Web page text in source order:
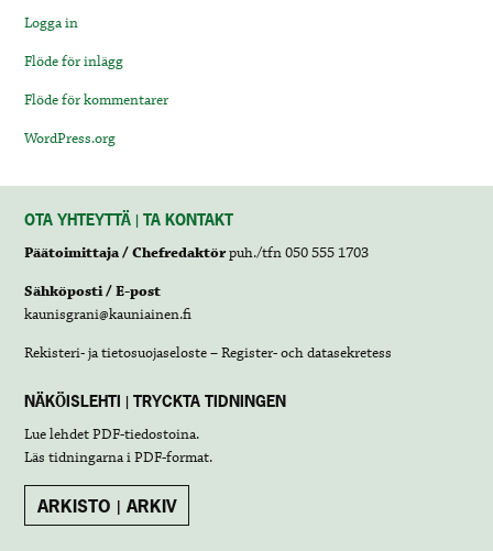
Logga in
Flöde för inlägg
Flöde för kommentarer
WordPress.org
OTA YHTEYTTÄ | TA KONTAKT
Päätoimittaja / Chefredaktörpuh./tfn 050 555 1703
Sähköposti / E-post
kaunisgrani@kauniainen.fi
Rekisteri- ja tietosuojaseloste – Register- och datasekretess
NÄKÖISLEHTI | TRYCKTA TIDNINGEN
Lue lehdetPDF-tiedostoina.
Läs tidningarna iPDF-format.
ARKISTO | ARKIV